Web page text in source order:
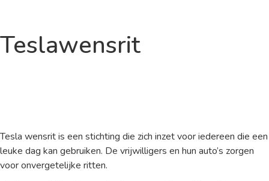
Teslawensrit
Tesla wensrit is een stichting die zich inzet voor iedereen die een
leuke dag kan gebruiken. De vrijwilligers en hun auto’s zorgen
voor onvergetelijke ritten.